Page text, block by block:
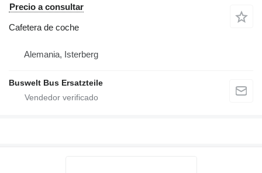
Precio a consultar
Cafetera de coche
Alemania, Isterberg
Buswelt Bus Ersatzteile